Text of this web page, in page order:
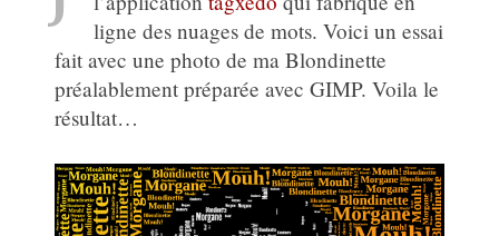
ligne des nuages de mots. Voici un essai
fait avec une photo de ma Blondinette
préalablement préparée avec GIMP. Voila le
résultat…